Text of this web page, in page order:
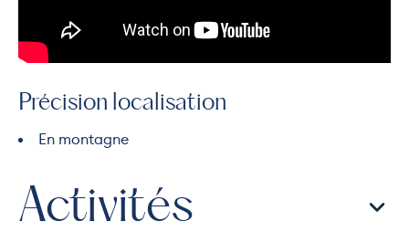
Précision localisation
En montagne
Activités